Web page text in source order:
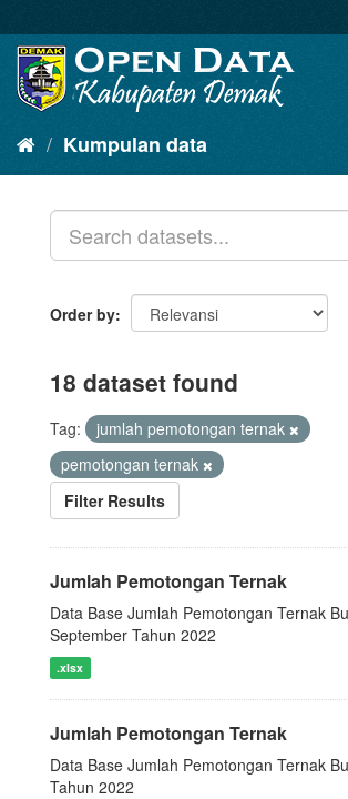
Kumpulan data
Order by
18 dataset found
Tag:
jumlah pemotongan ternak
pemotongan ternak
Filter Results
Jumlah Pemotongan Ternak
Data Base Jumlah Pemotongan Ternak
September Tahun 2022
.xlsx
Jumlah Pemotongan Ternak
Data Base Jumlah Pemotongan Ternak
Tahun 2022